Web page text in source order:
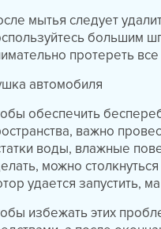
мытья следует
большим
протереть
автомобиля
обеспечить
важно
воды, влажные
можно
удается запустить,
избежать этих